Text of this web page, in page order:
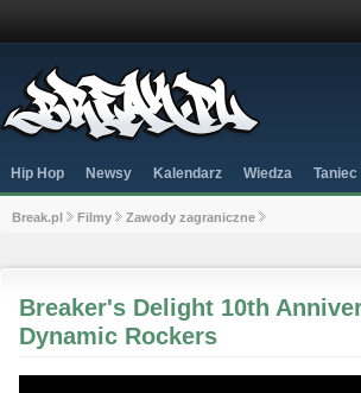
Hip Hop Newsy Kalendarz Wiedza Taniec
Break.pl Filmy Zawody zagraniczne
Breaker's Delight 10th
Dynamic Rockers